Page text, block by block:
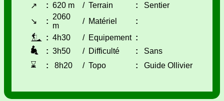
↗
: 620 m / Terrain :
Sentier
↘
:
2060
m
/ Matériel
:
: 4h30 / Equipement :
: 3h50 / Difficulté :
Sans
⌛
: 8h20 / Topo : Guide Ollivier